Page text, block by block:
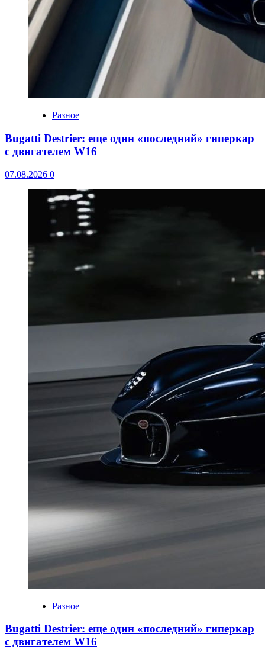
Разное
Bugatti Destrier: еще один «последний» гиперкар
с двигателем W16
07.08.2026 0
Разное
Bugatti Destrier: еще один «последний» гиперкар
с двигателем W16